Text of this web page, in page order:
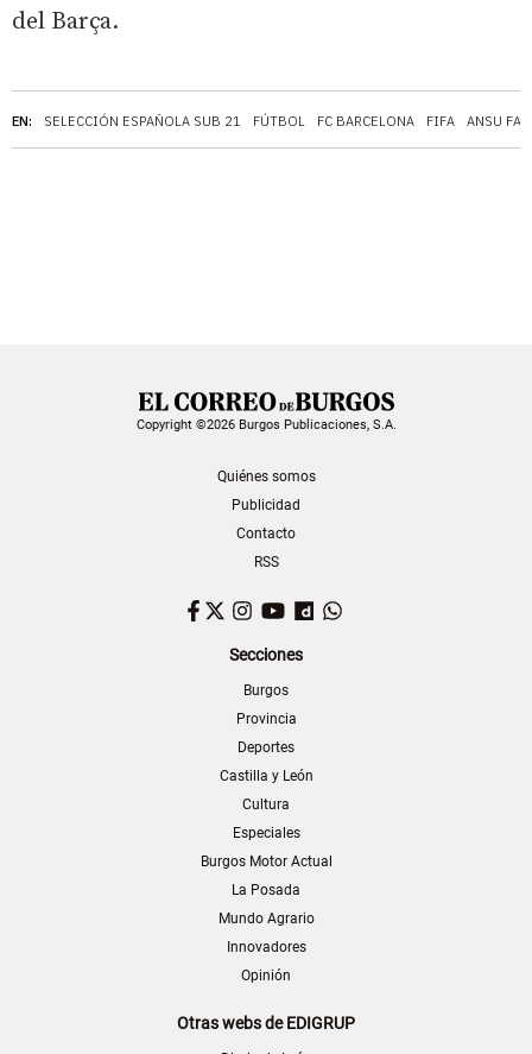
EN: SELECCIÓN ESPAÑOLA SUB 21 FÚTBOL FC BARCELONA FIFA ANSU
del Barça.
Copyright ©2026 Burgos Publicaciones, S.A.
Quiénes somos
Publicidad
Contacto
RSS
Facebook
TwitterInstagram
YouTubeDailymotion
Secciones
Burgos
Provincia
Deportes
Castilla y León
Cultura
Especiales
Burgos Motor Actual
La Posada
Mundo Agrario
Innovadores
Opinión
Otras webs de EDIGRUP